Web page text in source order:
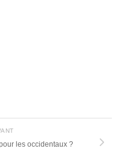
les occidentaux ?